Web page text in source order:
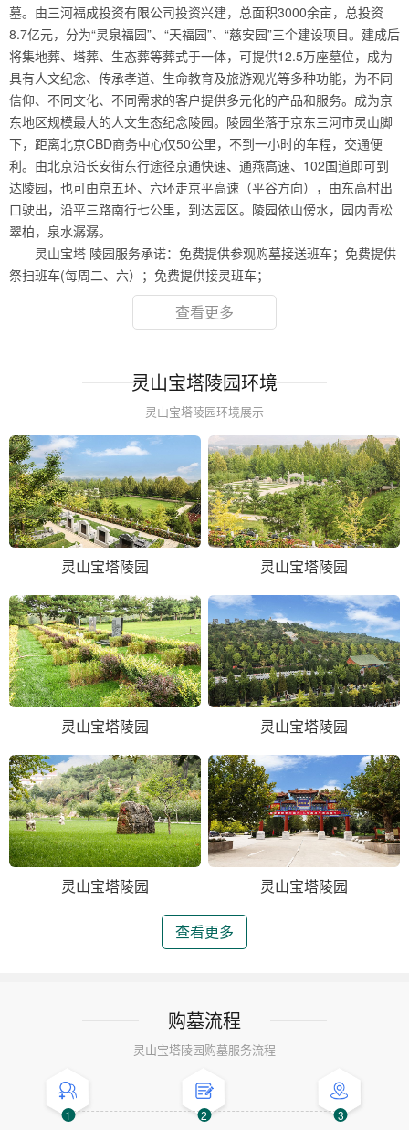
墓。由三河福成投资有限公司投资兴建，总面积3000余亩，总投资
8.7亿元，分为“灵泉福园”、“天福园”、“慈安园”三个建设项目。建成后
将集地葬、塔葬、生态葬等葬式于一体，可提供12.5万座墓位，成为
具有人文纪念、传承孝道、生命教育及旅游观光等多种功能，为不同
信仰、不同文化、不同需求的客户提供多元化的产品和服务。成为京
东地区规模最大的人文生态纪念陵园。陵园坐落于京东三河市灵山脚
下，距离北京CBD商务中心仅50公里，不到一小时的车程，交通便
利。由北京沿长安街东行途径京通快速、通燕高速、102国道即可到
达陵园，也可由京五环、六环走京平高速（平谷方向），由东高村出
口驶出，沿平三路南行七公里，到达园区。陵园依山傍水，园内青松
翠柏，泉水潺潺。
灵山宝塔 陵园服务承诺：免费提供参观购墓接送班车；免费提供
祭扫班车(每周二、六）；免费提供接灵班车；
查看更多
灵山宝塔陵园环境
灵山宝塔陵园环境展示
灵山宝塔陵园 灵山宝塔陵园
灵山宝塔陵园 灵山宝塔陵园
灵山宝塔陵园 灵山宝塔陵园
查看更多
购墓流程
灵山宝塔陵园购墓服务流程
1 2 3